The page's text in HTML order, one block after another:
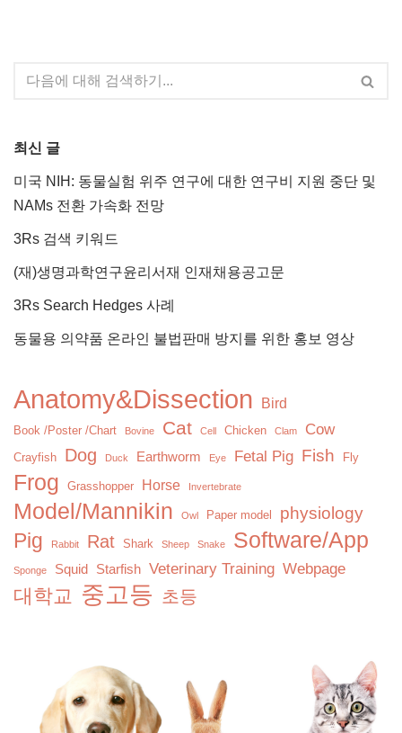
최신 글
미국 NIH: 동물실험 위주 연구에 대한 연구비 지원 중단 및
NAMs 전환 가속화 전망
3Rs 검색 키워드
(재)생명과학연구윤리서재 인재채용공고문
3Rs Search Hedges 사례
동물용 의약품 온라인 불법판매 방지를 위한 홍보 영상
Anatomy&Dissection Bird
Book /Poster /Chart Bovine Cat Cell Chicken Clam Cow
Crayfish Dog Duck Earthworm Eye Fetal Pig Fish Fly
Frog Grasshopper Horse Invertebrate
Model/Mannikin Owl Paper model physiology
Pig Rabbit Rat Shark Sheep Snake Software/App
Sponge Squid Starfish Veterinary Training Webpage
대학교 중고등 초등